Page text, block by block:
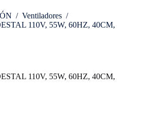
/ Ventiladores /
110V, 55W, 60HZ, 40CM,
110V, 55W, 60HZ, 40CM,